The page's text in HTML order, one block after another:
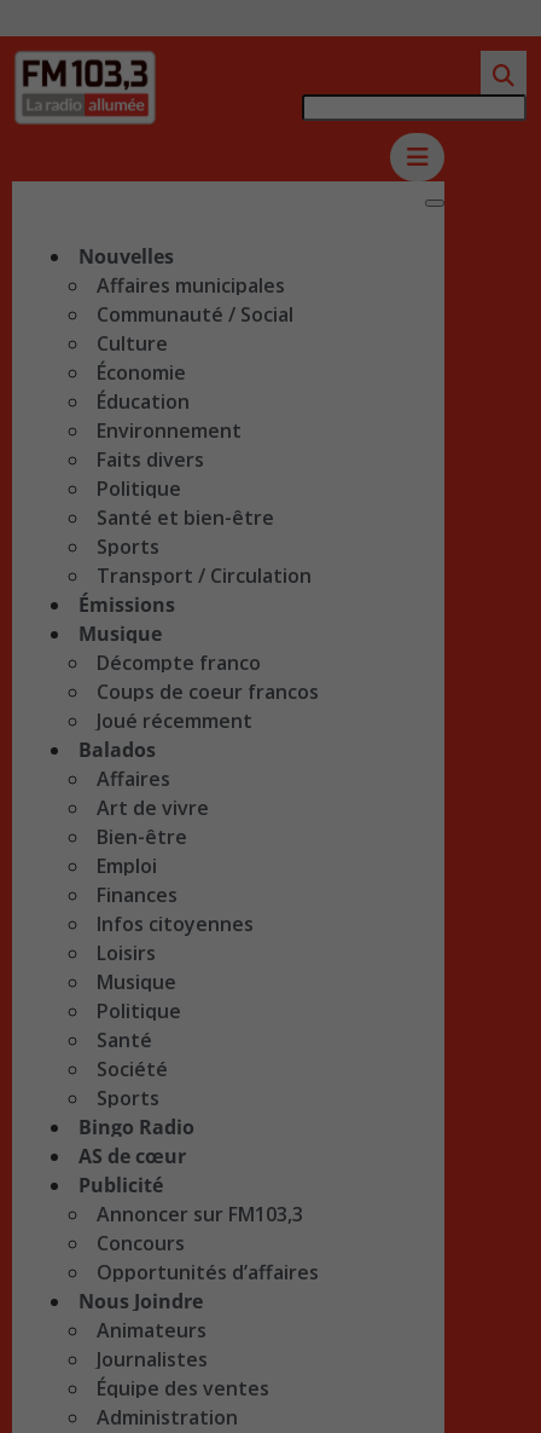
Nouvelles
Affaires municipales
Communauté / Social
Culture
Économie
Éducation
Environnement
Faits divers
Politique
Santé et bien-être
Sports
Transport / Circulation
Émissions
Musique
Décompte franco
Coups de coeur francos
Joué récemment
Balados
Affaires
Art de vivre
Bien-être
Emploi
Finances
Infos citoyennes
Loisirs
Musique
Politique
Santé
Société
Sports
Bingo Radio
AS de cœur
Publicité
Annoncer sur FM103,3
Concours
Opportunités d’affaires
Nous Joindre
Animateurs
Journalistes
Équipe des ventes
Administration